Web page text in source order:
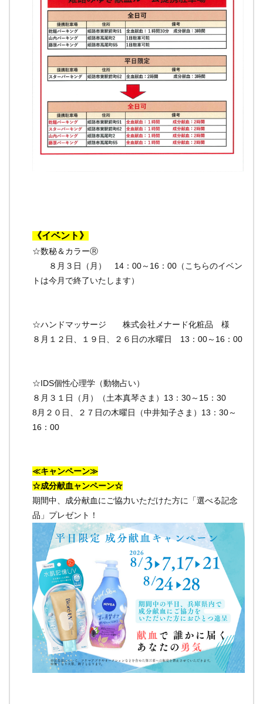
《イベント》
☆数秘＆カラーⓇ
８月３日（月） 14 ： 00～ 16 ： 00 （こちらのイベン
トは今月で終了いたします）
☆ハンドマッサージ 株式会社メナード化粧品 様
８月１２日、１９日、２６日の水曜日 13 ： 00～ 16 ： 00
☆IDS個性心理学（動物占い）
８月３１日（月）（土本真琴さま） 13 ： 30～ 15 ： 30
8月２０日、２７日の木曜日（中井知子さま） 13 ： 30～
16 ： 00
≪キャンペーン≫
☆成分献血ャンペーン☆
期間中、成分献血にご協力いただけた方に「選べる記念
品」プレゼント！